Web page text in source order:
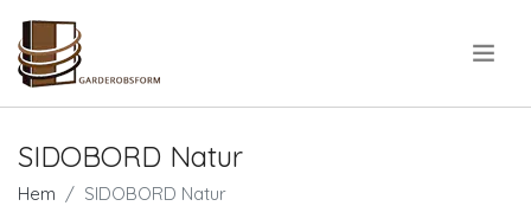
SIDOBORD Natur
Hem SIDOBORD Natur